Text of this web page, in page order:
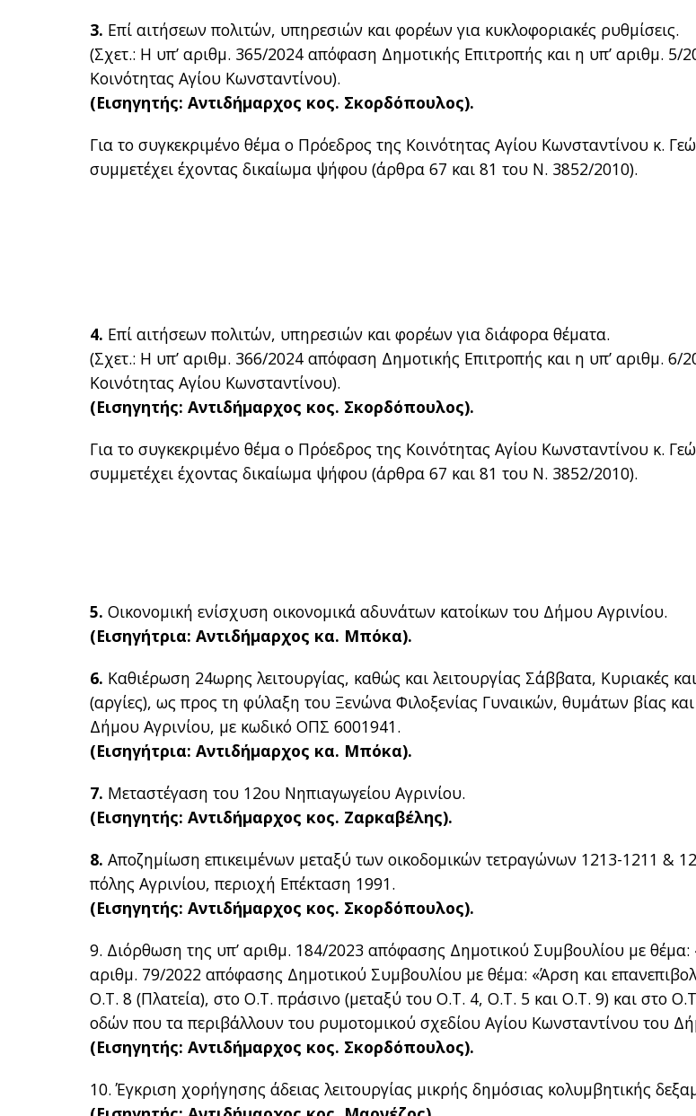
3. Επί αιτήσεων πολιτών, υπηρεσιών και φορέων για κυκλοφοριακές ρυθμίσεις.
(Σχετ.: Η υπ’ αριθμ. 365/2024 απόφαση Δημοτικής Επιτροπής και η υπ’ αριθμ. 5/
Κοινότητας Αγίου Κωνσταντίνου).
(Εισηγητής: Αντιδήμαρχος κος. Σκορδόπουλος).
Για το συγκεκριμένο θέμα ο Πρόεδρος της Κοινότητας Αγίου Κωνσταντίνου κ.
συμμετέχει έχοντας δικαίωμα ψήφου (άρθρα 67 και 81 του Ν. 3852/2010).
4. Επί αιτήσεων πολιτών, υπηρεσιών και φορέων για διάφορα θέματα.
(Σχετ.: Η υπ’ αριθμ. 366/2024 απόφαση Δημοτικής Επιτροπής και η υπ’ αριθμ. 6/
Κοινότητας Αγίου Κωνσταντίνου).
(Εισηγητής: Αντιδήμαρχος κος. Σκορδόπουλος).
Για το συγκεκριμένο θέμα ο Πρόεδρος της Κοινότητας Αγίου Κωνσταντίνου κ.
συμμετέχει έχοντας δικαίωμα ψήφου (άρθρα 67 και 81 του Ν. 3852/2010).
5. Οικονομική ενίσχυση οικονομικά αδυνάτων κατοίκων του Δήμου Αγρινίου.
(Εισηγήτρια: Αντιδήμαρχος κα. Μπόκα).
6. Καθιέρωση 24ωρης λειτουργίας, καθώς και λειτουργίας Σάββατα, Κυριακές
(αργίες), ως προς τη φύλαξη του Ξενώνα Φιλοξενίας Γυναικών, θυμάτων βίας
Δήμου Αγρινίου, με κωδικό ΟΠΣ 6001941.
(Εισηγήτρια: Αντιδήμαρχος κα. Μπόκα).
7. Μεταστέγαση του 12ου Νηπιαγωγείου Αγρινίου.
(Εισηγητής: Αντιδήμαρχος κος. Ζαρκαβέλης).
8. Αποζημίωση επικειμένων μεταξύ των οικοδομικών τετραγώνων 1213-1211 &
πόλης Αγρινίου, περιοχή Επέκταση 1991.
(Εισηγητής: Αντιδήμαρχος κος. Σκορδόπουλος).
9. Διόρθωση της υπ’ αριθμ. 184/2023 απόφασης Δημοτικού Συμβουλίου με θέμα:
αριθμ. 79/2022 απόφασης Δημοτικού Συμβουλίου με θέμα: «Άρση και
Ο.Τ. 8 (Πλατεία), στο Ο.Τ. πράσινο (μεταξύ του Ο.Τ. 4, Ο.Τ. 5 και Ο.Τ. 9) και στο
οδών που τα περιβάλλουν του ρυμοτομικού σχεδίου Αγίου Κωνσταντίνου του
(Εισηγητής: Αντιδήμαρχος κος. Σκορδόπουλος).
10. Έγκριση χορήγησης άδειας λειτουργίας μικρής δημόσιας κολυμβητικής